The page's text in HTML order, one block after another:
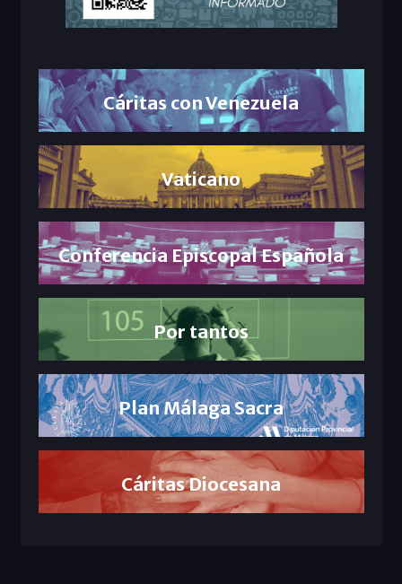
Cáritas con Venezuela
Vaticano
Conferencia Episcopal Española
Por tantos
Plan Málaga Sacra
Cáritas Diocesana